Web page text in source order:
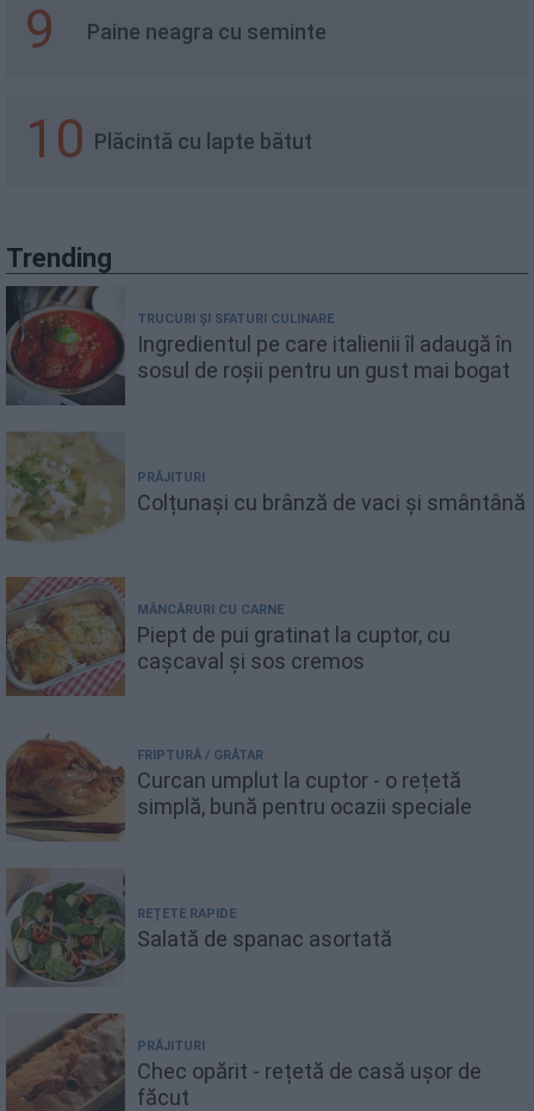
9 Paine neagra cu seminte
10 Plăcintă cu lapte bătut
Trending
TRUCURI ȘI SFATURI CULINARE
Ingredientul pe care italienii îl adaugă în
sosul de roșii pentru un gust mai bogat
PRĂJITURI
Colțunași cu brânză de vaci și smântână
MÂNCĂRURI CU CARNE
Piept de pui gratinat la cuptor, cu
cașcaval și sos cremos
FRIPTURĂ / GRĂTAR
Curcan umplut la cuptor - o rețetă
simplă, bună pentru ocazii speciale
REȚETE RAPIDE
Salată de spanac asortată
PRĂJITURI
Chec opărit - rețetă de casă ușor de
făcut